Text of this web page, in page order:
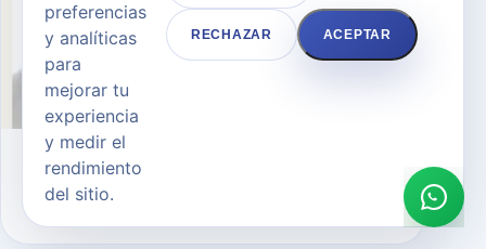
Dr. Andrés Merlo Morales
preferencias
y analíticas
para
mejorar tu
experiencia
y medir el
rendimiento
del sitio.
RECHAZAR ACEPTAR